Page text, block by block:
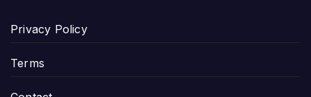
Privacy Policy
Terms